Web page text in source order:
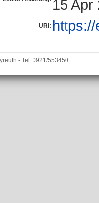
15 Apr
URI:
- Tel. 0921/553450